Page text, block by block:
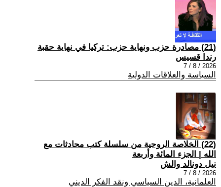
(21) مصادرة حزب ونهاية حزب: تركيا في نهاية حقبة
رندا قسيس
2026 / 8 / 7
السياسة والعلاقات الدولية
(22) الخلاصة الروحية من سلسلة كتب محادثات مع
الله | الجزء المائة وأربعة
نيل دونالد والش
2026 / 8 / 7
العلمانية، الدين السياسي ونقد الفكر الديني